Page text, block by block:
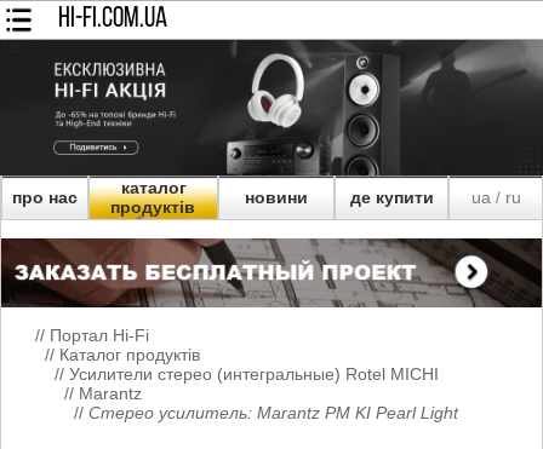
HI-FI.COM.UA
про нас
каталог
продуктів
новини де купити ua/ ru
// Портал Hi-Fi
// Каталог продуктів
// Усилители стерео (интегральные) Rotel MICHI
// Marantz
// Стерео усилитель: Marantz PM KI Pearl Light